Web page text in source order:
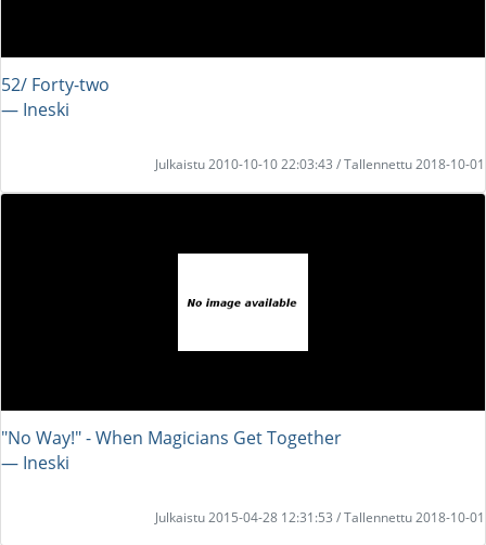
52/ Forty-two
― Ineski
Julkaistu 2010-10-10 22:03:43 / Tallennettu 2018-10-01
"No Way!" - When Magicians Get Together
― Ineski
Julkaistu 2015-04-28 12:31:53 / Tallennettu 2018-10-01